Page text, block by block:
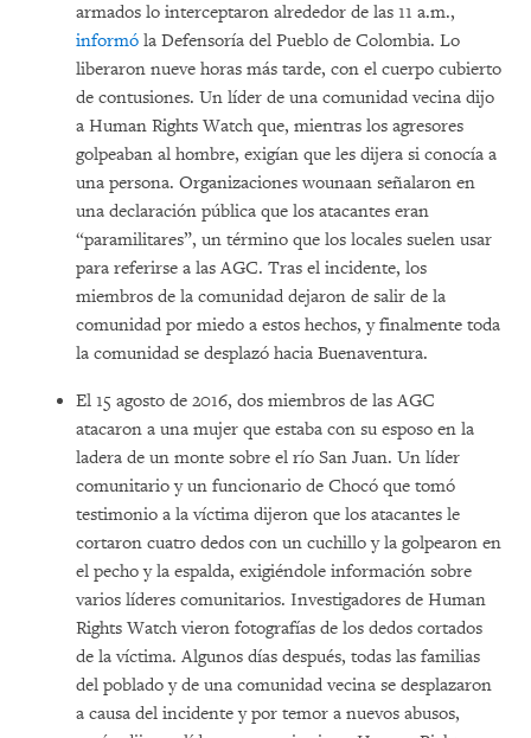
armados lo interceptaron alrededor de las 11 a.m.,
informó la Defensoría del Pueblo de Colombia. Lo
liberaron nueve horas más tarde, con el cuerpo cubierto
de contusiones. Un líder de una comunidad vecina dijo
a Human Rights Watch que, mientras los agresores
golpeaban al hombre, exigían que les dijera si conocía a
una persona. Organizaciones wounaan señalaron en
una declaración pública que los atacantes eran
“paramilitares”, un término que los locales suelen usar
para referirse a las AGC. Tras el incidente, los
miembros de la comunidad dejaron de salir de la
comunidad por miedo a estos hechos, y finalmente toda
la comunidad se desplazó hacia Buenaventura.
El 15 agosto de 2016, dos miembros de las AGC
atacaron a una mujer que estaba con su esposo en la
ladera de un monte sobre el río San Juan. Un líder
comunitario y un funcionario de Chocó que tomó
testimonio a la víctima dijeron que los atacantes le
cortaron cuatro dedos con un cuchillo y la golpearon en
el pecho y la espalda, exigiéndole información sobre
varios líderes comunitarios. Investigadores de Human
Rights Watch vieron fotografías de los dedos cortados
de la víctima. Algunos días después, todas las familias
del poblado y de una comunidad vecina se desplazaron
a causa del incidente y por temor a nuevos abusos,